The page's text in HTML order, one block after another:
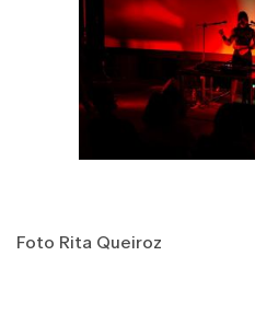
Foto Rita Queiroz